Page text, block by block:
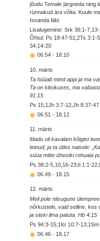
jõudu Temale järgneda ning
rünnakud ära võita. Kuule
Issanda läbi.
Lisalugemine: Srk 36:1-
Õhtul: Ps 18:47-51;2Ts 3:1-
34:14-20
06.54 - 18.10
10. märts
Ta hüüab mind appi ja ma
Ta on kitsikuses, ma
91:15
Ps 15;1Jh 3:7-12;Jh 8:37-47
06.51 - 18.12
11. märts
Madu oli kavalam kõigist
teinud, ja ta ütles naisele:
süüa mitte ühestki rohuaia
Ps 38:2-5,10,16-23;Ii 1:1-
06.49 - 18.15
12. märts
Meil pole niisugune
nõrkustele, vaid selline, kes
ja siiski ilma patuta. Hb 4:15
Ps 94:3-15;1Kr 10:7-
06.46 - 18.17